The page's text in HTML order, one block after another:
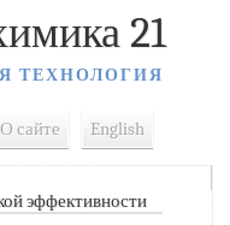
21
ТЕХНОЛОГИЯ
О сайте English
эффективности